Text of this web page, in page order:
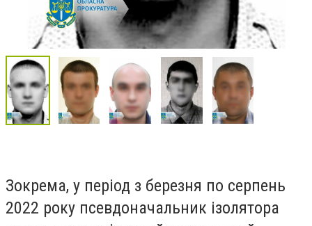
Зокрема, у період з березня по серпень
2022 року псевдоначальник ізолятора